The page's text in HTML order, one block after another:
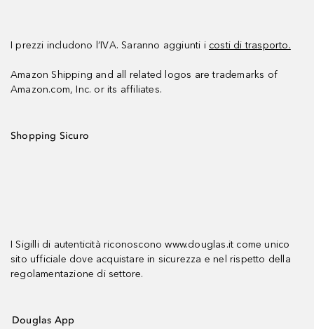
I prezzi includono l’IVA. Saranno aggiunti i costi di trasporto.
Amazon Shipping and all related logos are trademarks of
Amazon.com, Inc. or its affiliates.
Shopping Sicuro
I Sigilli di autenticità riconoscono www.douglas.it come unico
sito ufficiale dove acquistare in sicurezza e nel rispetto della
regolamentazione di settore.
Douglas App